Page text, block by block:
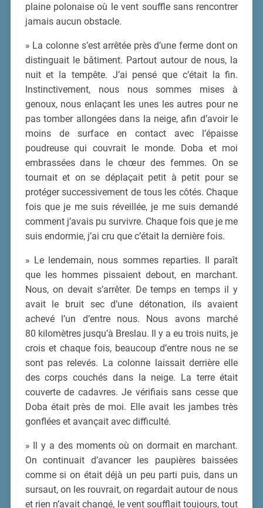
plaine polonaise où le vent souffle sans rencontrer
jamais aucun obstacle.
» La colonne s’est arrêtée près d’une ferme dont on
distinguait le bâtiment. Partout autour de nous, la
nuit et la tempête. J’ai pensé que c’était la fin.
Instinctivement, nous nous sommes mises à
genoux, nous enlaçant les unes les autres pour ne
pas tomber allongées dans la neige, afin d’avoir le
moins de surface en contact avec l’épaisse
poudreuse qui couvrait le monde. Doba et moi
embrassées dans le chœur des femmes. On se
tournait et on se déplaçait petit à petit pour se
protéger successivement de tous les côtés. Chaque
fois que je me suis réveillée, je me suis demandé
comment j’avais pu survivre. Chaque fois que je me
suis endormie, j’ai cru que c’était la dernière fois.
» Le lendemain, nous sommes reparties. Il paraît
que les hommes pissaient debout, en marchant.
Nous, on devait s’arrêter. De temps en temps il y
avait le bruit sec d’une détonation, ils avaient
achevé l’un d’entre nous. Nous avons marché
80 kilomètres jusqu’à Breslau. Il y a eu trois nuits, je
crois et chaque fois, beaucoup d’entre nous ne se
sont pas relevés. La colonne laissait derrière elle
des corps couchés dans la neige. La terre était
couverte de cadavres. Je vérifiais sans cesse que
Doba était près de moi. Elle avait les jambes très
gonflées et avançait avec difficulté.
» Il y a des moments où on dormait en marchant.
On continuait d’avancer les paupières baissées
comme si on était déjà un peu parti puis, dans un
sursaut, on les rouvrait, on regardait autour de nous
et rien n’avait changé, le vent soufflait toujours, tout